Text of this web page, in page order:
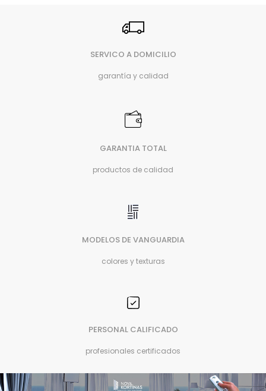
SERVICO A DOMICILIO
garantía y calidad
GARANTIA TOTAL
productos de calidad
MODELOS DE VANGUARDIA
colores y texturas
PERSONAL CALIFICADO
profesionales certificados